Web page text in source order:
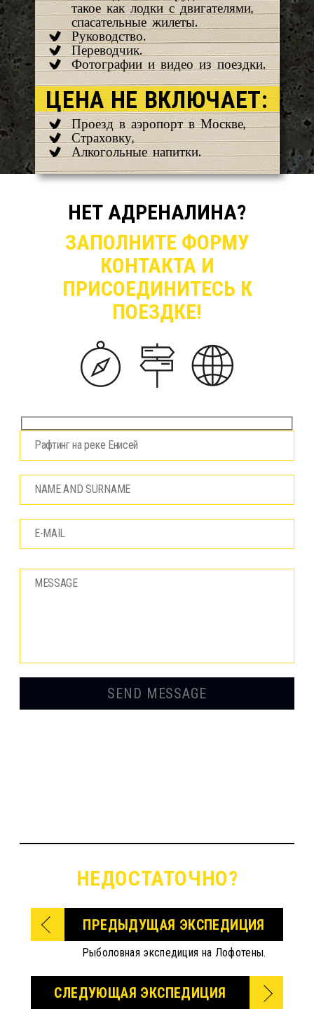
такое как лодки с двигателями,
спасательные жилеты.
Руководство.
Переводчик.
Фотографии и видео из поездки.
ЦЕНА НЕ ВКЛЮЧАЕТ:
Проезд в аэропорт в Москве,
Страховку,
Алкогольные напитки.
НЕТ АДРЕНАЛИНА?
ЗАПОЛНИТЕ ФОРМУ
КОНТАКТА И
ПРИСОЕДИНИТЕСЬ К
ПОЕЗДКЕ!
НЕДОСТАТОЧНО?
ПРЕДЫДУЩАЯ ЭКСПЕДИЦИЯ
Рыболовная экспедиция на Лофотены.
СЛЕДУЮЩАЯ ЭКСПЕДИЦИЯ